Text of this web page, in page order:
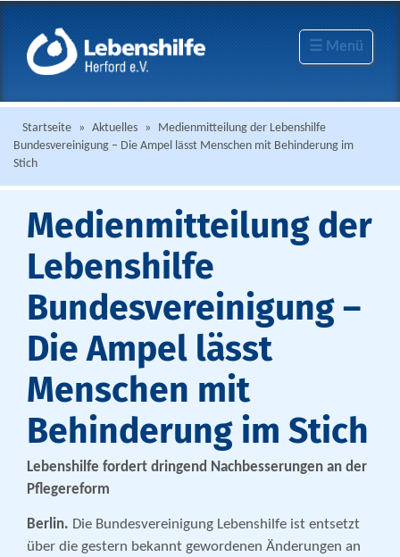
☰ Menü
Startseite » Aktuelles »
Medienmitteilung der Lebenshilfe
Bundesvereinigung – Die Ampel lässt Menschen mit Behinderung im
Stich
Medienmitteilung der
Lebenshilfe
Bundesvereinigung –
Die Ampel lässt
Menschen mit
Behinderung im Stich
Lebenshilfe fordert dringend Nachbesserungen an der
Pflegereform
Berlin. Die Bundesvereinigung Lebenshilfe ist entsetzt
über die gestern bekannt gewordenen Änderungen an